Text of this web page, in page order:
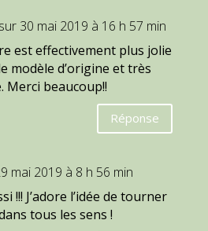
sur 30 mai 2019 à 16 h 57 min
est effectivement plus jolie
modèle d’origine et très
Merci beaucoup!!
Réponse
mai 2019 à 8 h 56 min
!!! J’adore l’idée de tourner
tous les sens !